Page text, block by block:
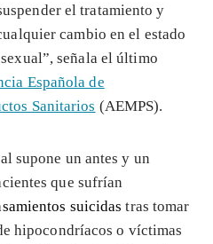
el tratamiento y
cambio en el estado
señala el último
Española de
Sanitarios (AEMPS).
supone un antes y un
que sufrían
suicidas tras tomar
hipocondríacos o víctimas